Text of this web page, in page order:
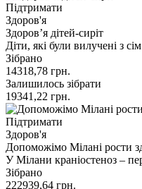
Підтримати
Здоров'я
Здоров’я дітей-сиріт
Діти, які були вилучені з
Зібрано
14318,78 грн.
Залишилось зібрати
19341,22 грн.
Підтримати
Здоров'я
Допоможімо Мілані рости
У Мілани краніостеноз –
Зібрано
222939,64 грн.